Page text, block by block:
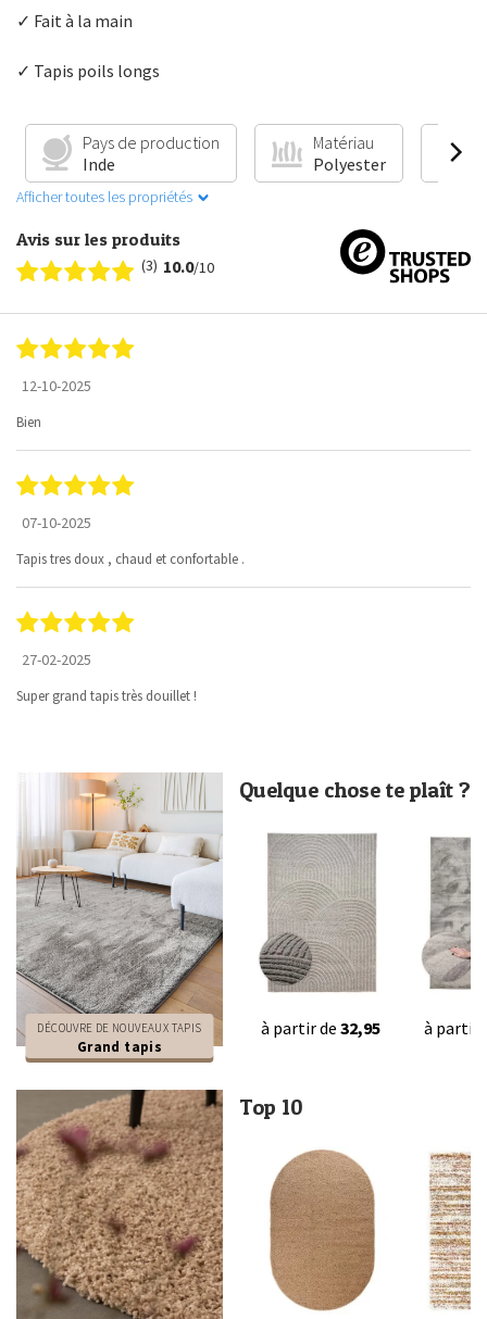
✓ Fait à la main
✓ Tapis poils longs
Pays de production
Inde
Matériau
Polyester
Afficher toutes les propriétés
Avis sur les produits
(3) 10.0/10
12-10-2025
Bien
07-10-2025
Tapis tres doux , chaud et confortable .
27-02-2025
Super grand tapis très douillet !
DÉCOUVRE DE NOUVEAUX TAPIS
Grand tapis
Quelque chose te plaît ?
à partir de 32,95 à partir
Top 10